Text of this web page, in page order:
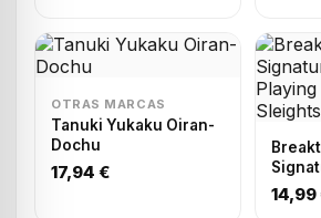
OTRAS MARCAS
Tanuki Yukaku Oiran-
Dochu
17,94 €
14,99